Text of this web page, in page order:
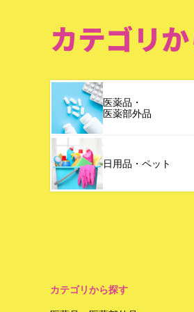
カテゴリ
医薬品・
医薬部外品
日用品・ペット
カテゴリから探す